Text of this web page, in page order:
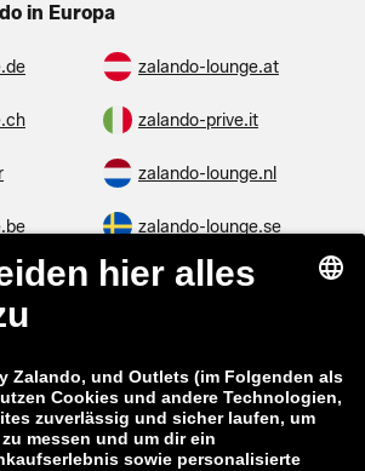
in Europa
zalando-lounge.at
zalando-prive.it
zalando-lounge.nl
zalando-lounge.se
zalando-lounge.dk
zalando-lounge.cz
zalando-lounge.sk